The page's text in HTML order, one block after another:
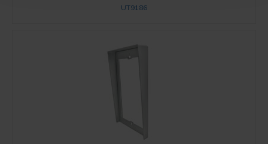
UT9186